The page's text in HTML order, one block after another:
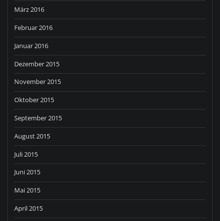
März 2016
Februar 2016
Januar 2016
Dezember 2015
November 2015
Oktober 2015
September 2015
August 2015
Juli 2015
Juni 2015
Mai 2015
April 2015